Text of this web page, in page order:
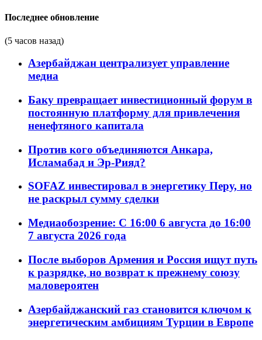
Последнее обновление
(5 часов назад)
Азербайджан централизует управление
медиа
Баку превращает инвестиционный форум в
постоянную платформу для привлечения
ненефтяного капитала
Против кого объединяются Анкара,
Исламабад и Эр-Рияд?
SOFAZ инвестировал в энергетику Перу, но
не раскрыл сумму сделки
Медиаобозрение: С 16:00 6 августа до 16:00
7 августа 2026 года
После выборов Армения и Россия ищут путь
к разрядке, но возврат к прежнему союзу
маловероятен
Азербайджанский газ становится ключом к
энергетическим амбициям Турции в Европе